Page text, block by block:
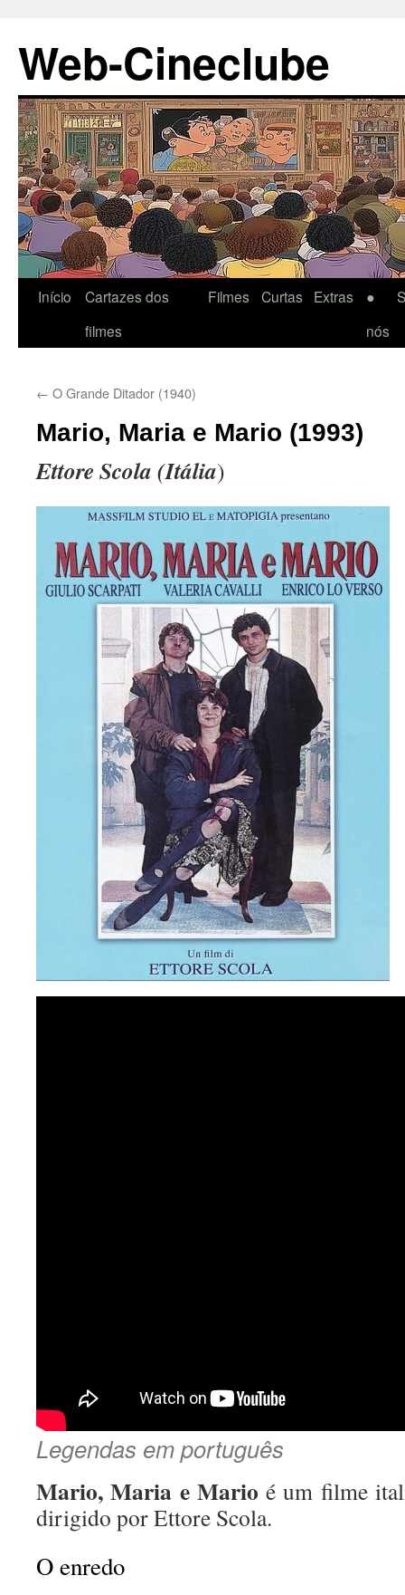
o
conteúdo
Web-Cineclube
Início
Cartazes dos
filmes
Filmes Curtas Extras
●
nós
← O Grande Ditador (1940)
Mario, Maria e Mario (1993)
Ettore Scola (Itália)
Legendas em português
Mario, Maria e Mario é um filme
dirigido por Ettore Scola.
O enredo